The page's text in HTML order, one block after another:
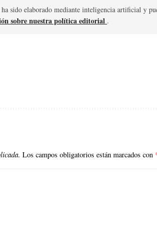
sido elaborado mediante inteligencia artificial y
sobre nuestra política editorial .
Los campos obligatorios están marcados con